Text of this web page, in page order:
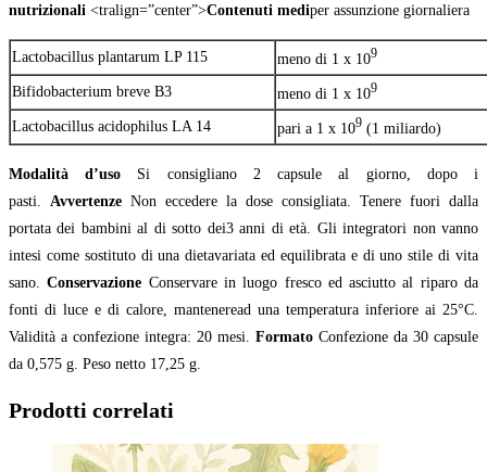
nutrizionali <tralign=”center”>Contenuti mediper assunzione giornaliera
Lactobacillus plantarum LP 115 meno di 1 x 109
Bifidobacterium breve B3 meno di 1 x 109
Lactobacillus acidophilus LA 14 pari a 1 x 109 (1 miliardo)
Modalità d’uso Si consigliano 2 capsule al giorno, dopo i
pasti. Avvertenze Non eccedere la dose consigliata. Tenere fuori dalla
portata dei bambini al di sotto dei3 anni di età. Gli integratori non vanno
intesi come sostituto di una dietavariata ed equilibrata e di uno stile di vita
sano.Conservazione Conservare in luogo fresco ed asciutto al riparo da
fonti di luce e di calore, manteneread una temperatura inferiore ai 25°C.
Validità a confezione integra: 20 mesi. Formato Confezione da 30 capsule
da 0,575 g. Peso netto 17,25 g.
Prodotti correlati